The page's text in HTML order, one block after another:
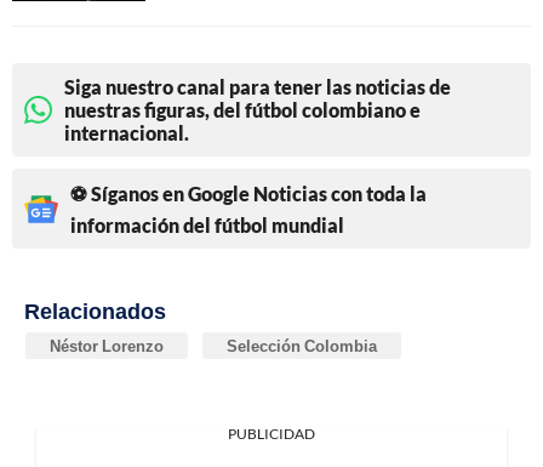
Siga nuestro canal para tener las noticias de
nuestras figuras, del fútbol colombiano e
internacional.
⚽ Síganos en Google Noticias con toda la
información del fútbol mundial
Relacionados
Néstor Lorenzo Selección Colombia
PUBLICIDAD